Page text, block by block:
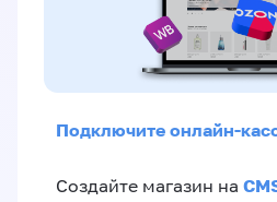
Подключите онлайн-
Создайте магазин на